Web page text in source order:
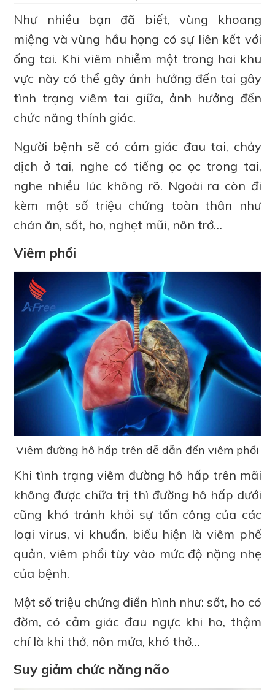
Như nhiều bạn đã biết, vùng khoang
miệng và vùng hầu họng có sự liên kết với
ống tai. Khi viêm nhiễm một trong hai khu
vực này có thể gây ảnh hưởng đến tai gây
tình trạng viêm tai giữa, ảnh hưởng đến
chức năng thính giác.
Người bệnh sẽ có cảm giác đau tai, chảy
dịch ở tai, nghe có tiếng ọc ọc trong tai,
nghe nhiều lúc không rõ. Ngoài ra còn đi
kèm một số triệu chứng toàn thân như
chán ăn, sốt, ho, nghẹt mũi, nôn trớ…
Viêm phổi
Viêm đường hô hấp trên dễ dẫn đến viêm phổi
Khi tình trạng viêm đường hô hấp trên mãi
không được chữa trị thì đường hô hấp dưới
cũng khó tránh khỏi sự tấn công của các
loại virus, vi khuẩn, biểu hiện là viêm phế
quản, viêm phổi tùy vào mức độ nặng nhẹ
của bệnh.
Một số triệu chứng điển hình như: sốt, ho có
đờm, có cảm giác đau ngực khi ho, thậm
chí là khi thở, nôn mửa, khó thở…
Suy giảm chức năng não